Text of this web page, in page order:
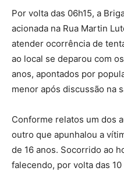
Por volta das 06h15, a
acionada na Rua Martin
atender ocorrência de
ao local se deparou com
anos, apontados por
menor após discussão na
Conforme relatos um dos
outro que apunhalou a
de 16 anos. Socorrido ao
falecendo, por volta das